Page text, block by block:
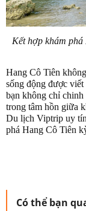
Kết hợp khám
Hang Cô Tiên
sống động được viết
bạn không chỉ
trong tâm hồn giữa
Du lịch Viptrip uy
phá Hang Cô Tiên
Có thể bạn